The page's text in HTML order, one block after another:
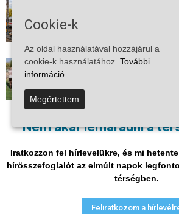
Nem akar lemaradni a
Iratkozzon fel hírlevelükre, és mi
hírösszefoglalót az elmúlt napok
térségben.
Feliratkozom a
Vitézy Dávid: már
személyszállítás a
vasútvonalon
Megkezdte a
Mi történik Európa
szabadulni a kontinens
Adatvédelmi nyilatkozat Médiaajánlat
Cookie-k
Az oldal használatával hozzájárul a
cookie-k használatához. További
információ
Megértettem